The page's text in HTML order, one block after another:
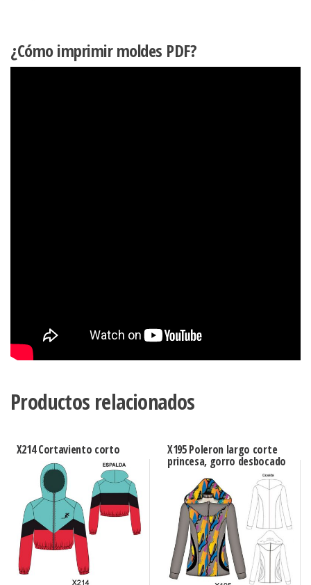
¿Cómo imprimir moldes PDF?
Productos relacionados
X214 Cortaviento corto X195 Poleron largo corte
princesa, gorro desbocado